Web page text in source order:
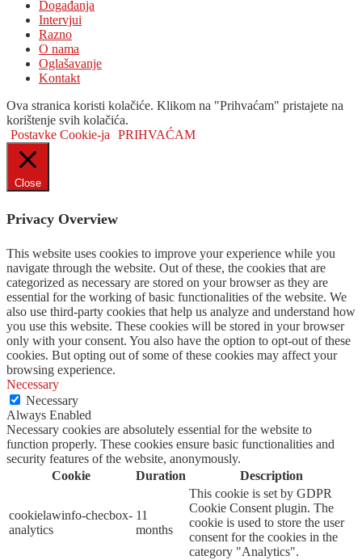
Događanja
Intervjui
Razno
O nama
Oglašavanje
Kontakt
Ova stranica koristi kolačiće. Klikom na "Prihvaćam" pristajete na
korištenje svih kolačića.
Postavke Cookie-ja
PRIHVAĆAM
Close
Privacy Overview
This website uses cookies to improve your experience while you
navigate through the website. Out of these, the cookies that are
categorized as necessary are stored on your browser as they are
essential for the working of basic functionalities of the website. We
also use third-party cookies that help us analyze and understand how
you use this website. These cookies will be stored in your browser
only with your consent. You also have the option to opt-out of these
cookies. But opting out of some of these cookies may affect your
browsing experience.
Necessary
Necessary
Always Enabled
Necessary cookies are absolutely essential for the website to
function properly. These cookies ensure basic functionalities and
security features of the website, anonymously.
Cookie
Duration Description
cookielawinfo-checbox-
analytics
11
months
This cookie is set by GDPR
Cookie Consent plugin. The
cookie is used to store the user
consent for the cookies in the
category "Analytics".